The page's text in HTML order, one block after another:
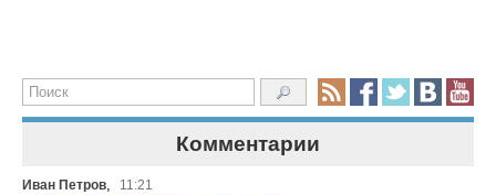
Комментарии
Иван Петров,
11:21